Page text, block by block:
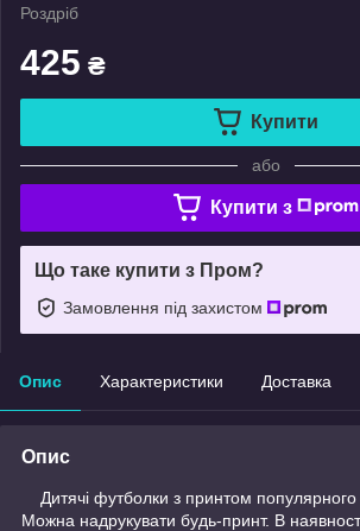
Роздріб
425 ₴
Купити
або
Купити з
Що таке купити з Пром?
Замовлення під захистом
Опис Характеристики Доставка
Опис
Дитячі футболки з принтом
Можна надрукувати будь-принт. В наявності